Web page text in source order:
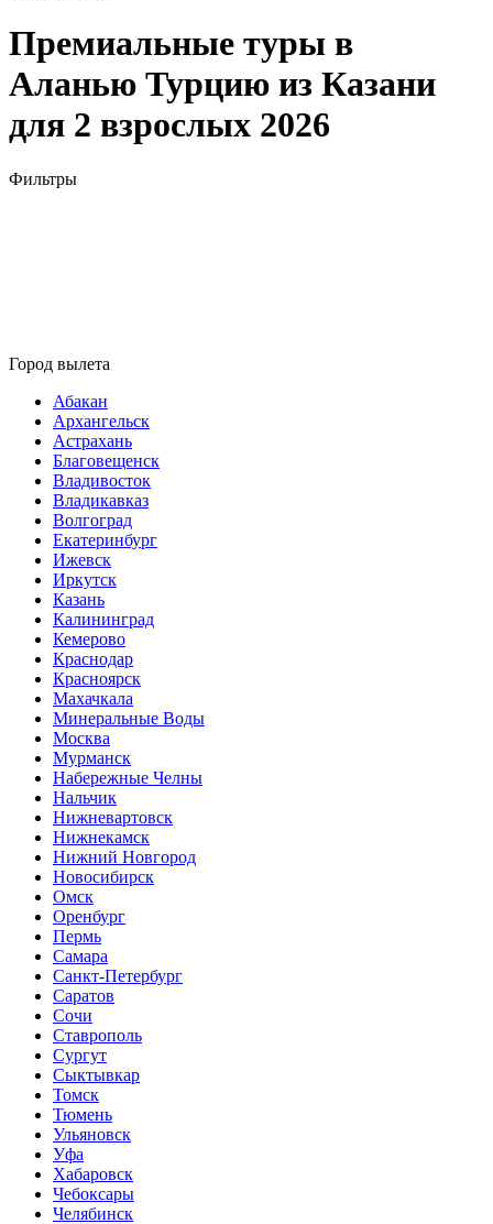
Премиальные туры в
Аланью Турцию из Казани
для 2 взрослых 2026
Фильтры
Город вылета
Абакан
Архангельск
Астрахань
Благовещенск
Владивосток
Владикавказ
Волгоград
Екатеринбург
Ижевск
Иркутск
Казань
Калининград
Кемерово
Краснодар
Красноярск
Махачкала
Минеральные Воды
Москва
Мурманск
Набережные Челны
Нальчик
Нижневартовск
Нижнекамск
Нижний Новгород
Новосибирск
Омск
Оренбург
Пермь
Самара
Санкт-Петербург
Саратов
Сочи
Ставрополь
Сургут
Сыктывкар
Томск
Тюмень
Ульяновск
Уфа
Хабаровск
Чебоксары
Челябинск